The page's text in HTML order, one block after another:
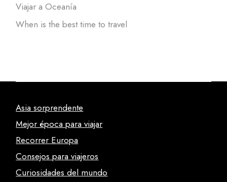
Viajar a Oceanía
When is the best time to travel
Asia sorprendente
Mejor época para viajar
Recorrer Europa
Consejos para viajeros
Curiosidades del mundo